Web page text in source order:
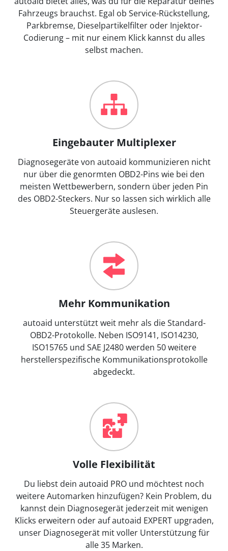
Fahrzeugs brauchst. Egal ob Service-Rückstellung,
Parkbremse, Dieselpartikelfilter oder Injektor-
Codierung – mit nur einem Klick kannst du alles
selbst machen.
Eingebauter Multiplexer
Diagnosegeräte von autoaid kommunizieren nicht
nur über die genormten OBD2-Pins wie bei den
meisten Wettbewerbern, sondern über jeden Pin
des OBD2-Steckers. Nur so lassen sich wirklich alle
Steuergeräte auslesen.
Mehr Kommunikation
autoaid unterstützt weit mehr als die Standard-
OBD2-Protokolle. Neben ISO9141, ISO14230,
ISO15765 und SAE J2480 werden 50 weitere
herstellerspezifische Kommunikationsprotokolle
abgedeckt.
Volle Flexibilität
Du liebst dein autoaid PRO und möchtest noch
weitere Automarken hinzufügen? Kein Problem, du
kannst dein Diagnosegerät jederzeit mit wenigen
Klicks erweitern oder auf autoaid EXPERT upgraden,
unser Diagnosegerät mit voller Unterstützung für
alle 35 Marken.